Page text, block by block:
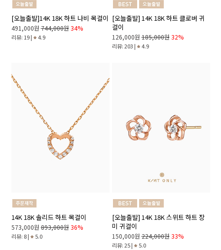
[오늘출발]14K 18K 하트 나비 목걸이
491,000원 744,000원 34%
리뷰: 19 | 4.9
[오늘출발] 14K 18K 하트 클로버 귀
걸이
126,000원 185,000원 32%
리뷰: 203 | 4.9
14K 18K 솔리드 하트 목걸이
573,000원 893,000원 36%
리뷰: 8 | 5.0
[오늘출발] 14K 18K 스위트 하트 장
미 귀걸이
150,000원 224,000원 33%
리뷰: 25 | 5.0